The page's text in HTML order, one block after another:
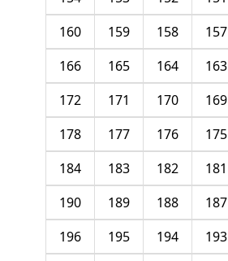
157
158
159
160
163
164
165
166
169
170
171
172
175
176
177
178
181
182
183
184
187
188
189
190
193
194
195
196